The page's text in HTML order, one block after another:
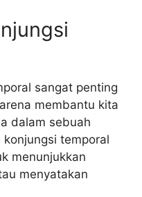
sangat penting
membantu kita
dalam sebuah
temporal
menunjukkan
menyatakan